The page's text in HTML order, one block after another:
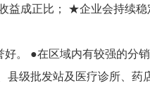
益成正比； ★企业会持续
。 ●在区域内有较强的分
县级批发站及医疗诊所、药